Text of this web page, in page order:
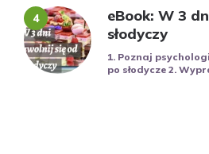
eBook: W 3
słodyczy
1. Poznaj
po słodycze 2.